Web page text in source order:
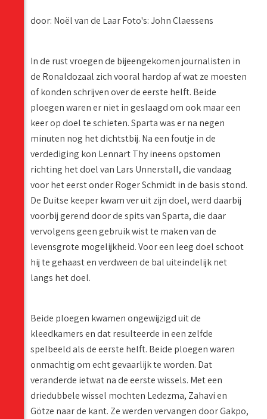
door: Noël van de Laar Foto's: John Claessens
In de rust vroegen de bijeengekomen journalisten in
de Ronaldozaal zich vooral hardop af wat ze moesten
of konden schrijven over de eerste helft. Beide
ploegen waren er niet in geslaagd om ook maar een
keer op doel te schieten. Sparta was er na negen
minuten nog het dichtstbij. Na een foutje in de
verdediging kon Lennart Thy ineens opstomen
richting het doel van Lars Unnerstall, die vandaag
voor het eerst onder Roger Schmidt in de basis stond.
De Duitse keeper kwam ver uit zijn doel, werd daarbij
voorbij gerend door de spits van Sparta, die daar
vervolgens geen gebruik wist te maken van de
levensgrote mogelijkheid. Voor een leeg doel schoot
hij te gehaast en verdween de bal uiteindelijk net
langs het doel.
Beide ploegen kwamen ongewijzigd uit de
kleedkamers en dat resulteerde in een zelfde
spelbeeld als de eerste helft. Beide ploegen waren
onmachtig om echt gevaarlijk te worden. Dat
veranderde ietwat na de eerste wissels. Met een
driedubbele wissel mochten Ledezma, Zahavi en
Götze naar de kant. Ze werden vervangen door Gakpo,